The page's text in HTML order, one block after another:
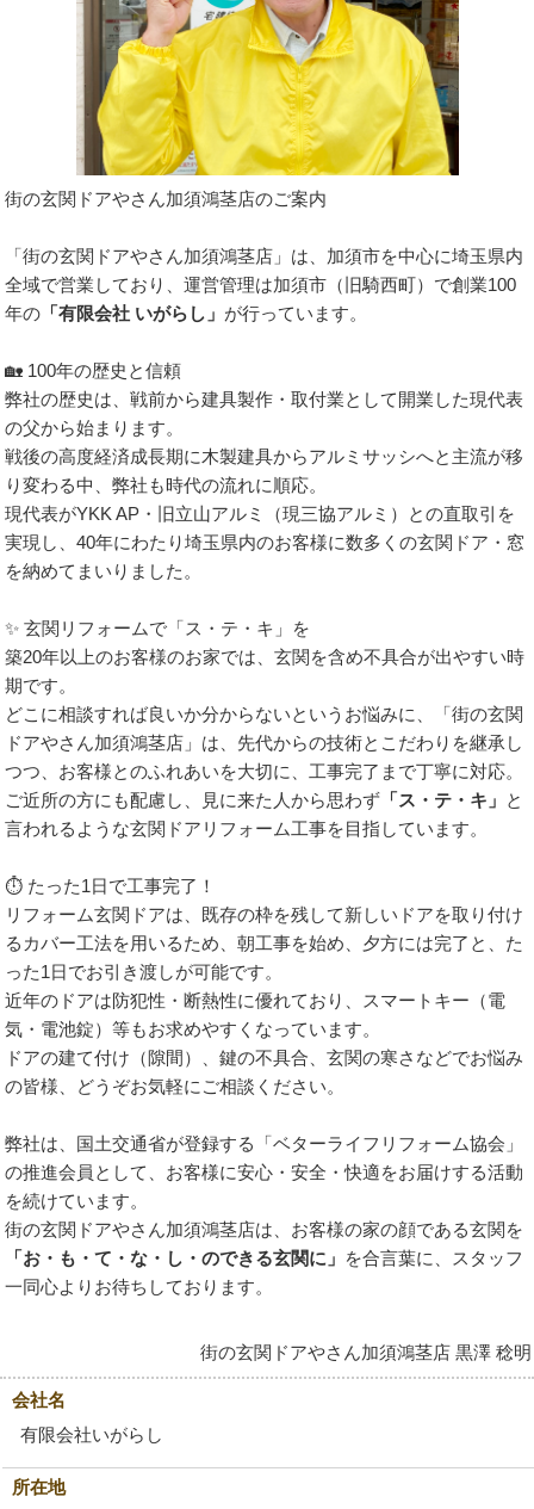
街の玄関ドアやさん加須鴻茎店のご案内
「街の玄関ドアやさん加須鴻茎店」は、加須市を中心に埼玉県内
全域で営業しており、運営管理は加須市（旧騎西町）で創業100
年の「有限会社 いがらし」 が行っています。
🏡 100年の歴史と信頼
弊社の歴史は、戦前から建具製作・取付業として開業した現代表
の父から始まります。
戦後の高度経済成長期に木製建具からアルミサッシへと主流が移
り変わる中、弊社も時代の流れに順応。
現代表がYKK AP・旧立山アルミ（現三協アルミ）との直取引を
実現し、40年にわたり埼玉県内のお客様に数多くの玄関ドア・窓
を納めてまいりました。
✨ 玄関リフォームで「ス・テ・キ」を
築20年以上のお客様のお家では、玄関を含め不具合が出やすい時
期です。
どこに相談すれば良いか分からないというお悩みに、「街の玄関
ドアやさん加須鴻茎店」は、先代からの技術とこだわりを継承し
つつ、お客様とのふれあいを大切に、工事完了まで丁寧に対応。
ご近所の方にも配慮し、見に来た人から思わず「ス・テ・キ」 と
言われるような玄関ドアリフォーム工事を目指しています。
⏱️ たった1日で工事完了！
リフォーム玄関ドアは、既存の枠を残して新しいドアを取り付け
るカバー工法を用いるため、朝工事を始め、夕方には完了と、た
った1日でお引き渡しが可能です。
近年のドアは防犯性・断熱性に優れており、スマートキー（電
気・電池錠）等もお求めやすくなっています。
ドアの建て付け（隙間）、鍵の不具合、玄関の寒さなどでお悩み
の皆様、どうぞお気軽にご相談ください。
弊社は、国土交通省が登録する「ベターライフリフォーム協会」
の推進会員として、お客様に安心・安全・快適をお届けする活動
を続けています。
街の玄関ドアやさん加須鴻茎店は、お客様の家の顔である玄関を
「お・も・て・な・し・のできる玄関に」 を合言葉に、スタッフ
一同心よりお待ちしております。
街の玄関ドアやさん加須鴻茎店 黒澤 稔明
会社名
有限会社いがらし
所在地